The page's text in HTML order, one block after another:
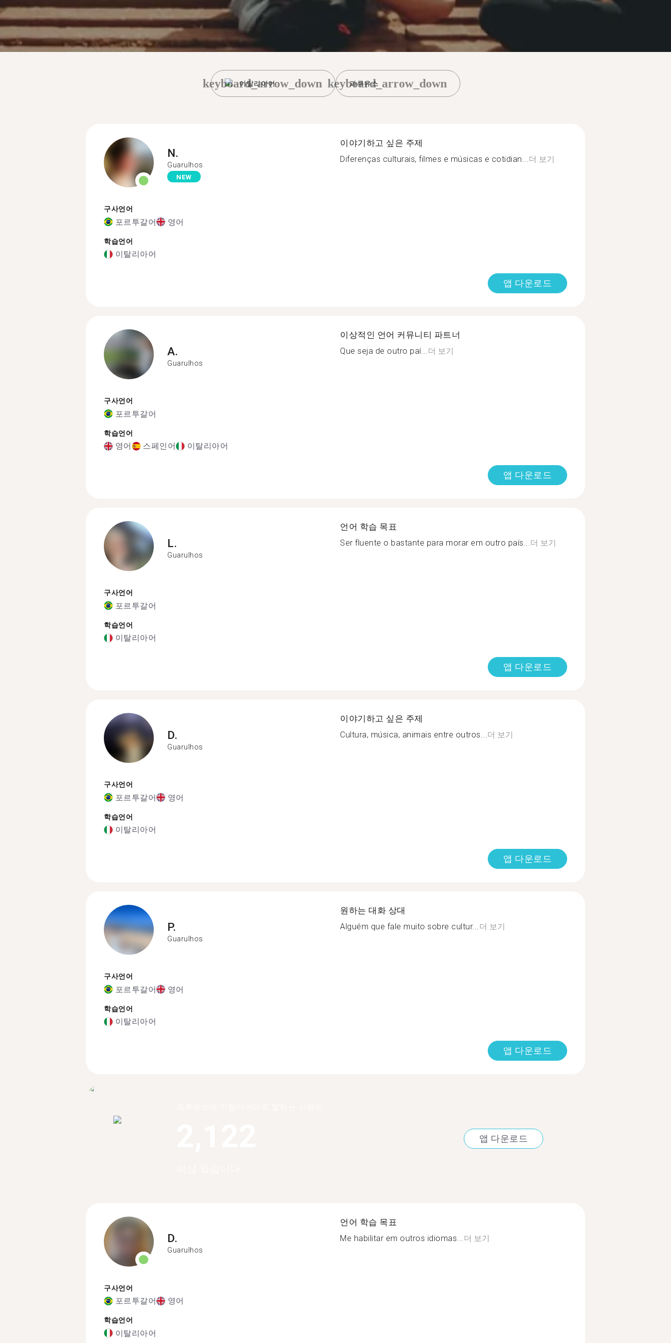
이탈리아어
keyboard_arrow_down 과루유스
keyboard_arrow_down
N.
Guarulhos
NEW
구사언어
포르투갈어 영어
학습언어
이탈리아어
이야기하고 싶은 주제
Diferenças culturais, filmes e músicas e cotidian...더 보기
앱 다운로드
A.
Guarulhos
구사언어
포르투갈어
학습언어
영어 스페인어 이탈리아어
이상적인 언어 커뮤니티 파트너
Que seja de outro paí...더 보기
앱 다운로드
L.
Guarulhos
구사언어
포르투갈어
학습언어
이탈리아어
언어 학습 목표
Ser fluente o bastante para morar em outro país...더 보기
앱 다운로드
D.
Guarulhos
구사언어
포르투갈어 영어
학습언어
이탈리아어
이야기하고 싶은 주제
Cultura, música, animais entre outros...더 보기
앱 다운로드
P.
Guarulhos
구사언어
포르투갈어 영어
학습언어
이탈리아어
원하는 대화 상대
Alguém que fale muito sobre cultur...더 보기
앱 다운로드
앱 다운로드
D.
Guarulhos
구사언어
포르투갈어 영어
학습언어
이탈리아어
언어 학습 목표
Me habilitar em outros idiomas... 더 보기